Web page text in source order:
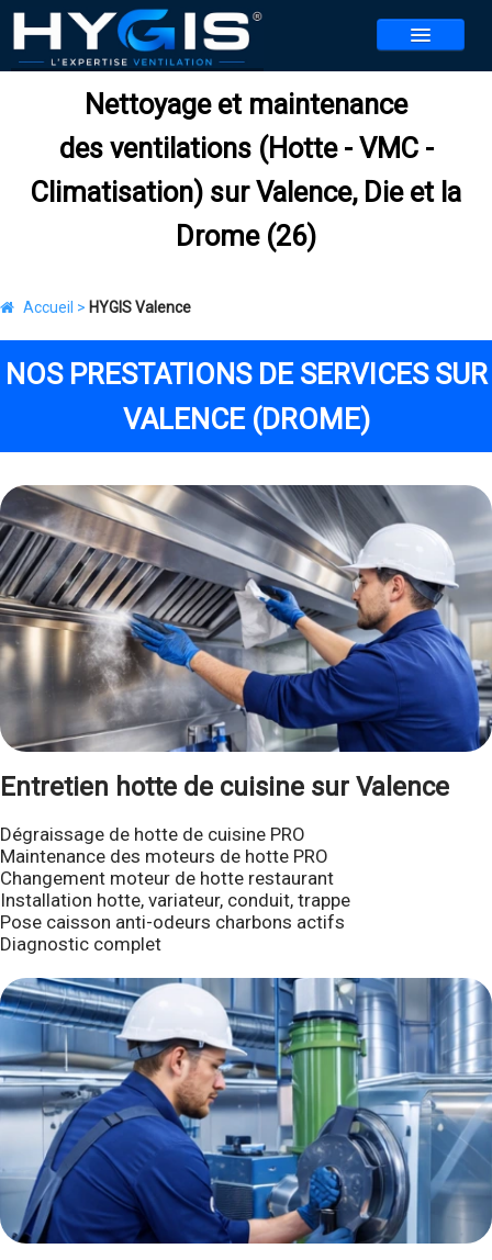
NOS SERVICES
NOS AGENCES▼
CONTACT
REJOIGNEZ-NOUS▼
JEU HYGIS 2026
Nettoyage et maintenance
des ventilations (Hotte - VMC -
Climatisation) sur Valence, Die et la
Drome (26)
Accueil > HYGIS Valence
NOS PRESTATIONS DE SERVICES SUR
VALENCE (DROME)
Entretien hotte de cuisine sur Valence
Dégraissage de hotte de cuisine PRO
Maintenance des moteurs de hotte PRO
Changement moteur de hotte restaurant
Installation hotte, variateur, conduit, trappe
Pose caisson anti-odeurs charbons actifs
Diagnostic complet